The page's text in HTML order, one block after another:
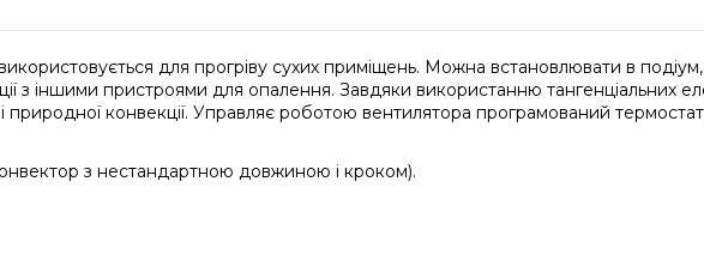
для прогріву сухих приміщень. Можна встановлювати в подіум,
з іншими пристроями для опалення. Завдяки використанню тангенціальних
конвекції. Управляє роботою вентилятора програмований
з нестандартною довжиною і кроком).